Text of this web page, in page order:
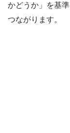
かどうか」を基
つながります。